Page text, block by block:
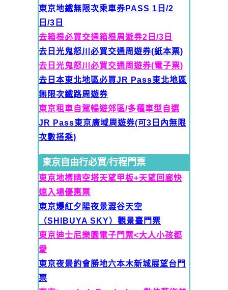
東京地鐵無限次乘車券PASS 1日/2
日/3日
去箱根必買交通箱根周遊券2日/3日
去日光鬼怒川必買交通周遊券(紙本票)
去日光鬼怒川必買交通周遊券(電子票)
去日本東北地區必買JR Pass東北地區
無限次鐵路周遊券
東京租車自駕暢遊郊區/多種車型自選
JR Pass東京廣域周遊券(可3日內無限
次數搭乘)
東京自由行必買/行程門票
東京地標晴空塔天望甲板+天望回廊快
速入場優惠票
東京爆紅夕陽夜景澀谷天空
（SHIBUYA SKY）觀景臺門票
東京迪士尼樂園電子門票<大人小孩都
愛
東京夜景約會勝地六本木新城展望台門
票